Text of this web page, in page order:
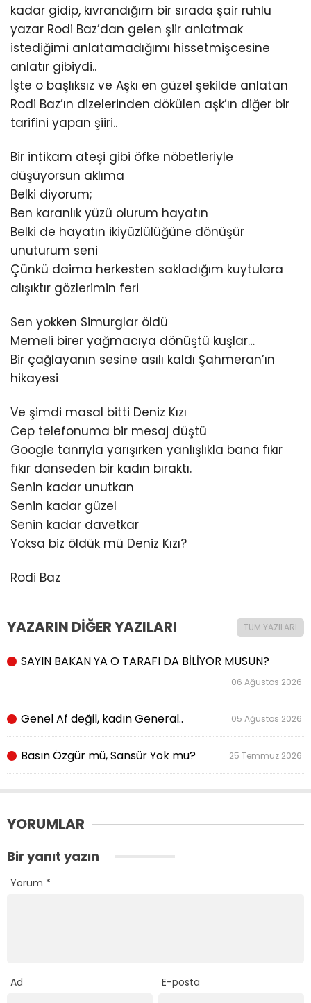
kadar gidip, kıvrandığım bir sırada şair ruhlu
yazar Rodi Baz’dan gelen şiir anlatmak
istediğimi anlatamadığımı hissetmişcesine
anlatır gibiydi..
İşte o başlıksız ve Aşkı en güzel şekilde anlatan
Rodi Baz’ın dizelerinden dökülen aşk’ın diğer bir
tarifini yapan şiiri..
Bir intikam ateşi gibi öfke nöbetleriyle
düşüyorsun aklıma
Belki diyorum;
Ben karanlık yüzü olurum hayatın
Belki de hayatın ikiyüzlülüğüne dönüşür
unuturum seni
Çünkü daima herkesten sakladığım kuytulara
alışıktır gözlerimin feri
Sen yokken Simurglar öldü
Memeli birer yağmacıya dönüştü kuşlar…
Bir çağlayanın sesine asılı kaldı Şahmeran’ın
hikayesi
Ve şimdi masal bitti Deniz Kızı
Cep telefonuma bir mesaj düştü
Google tanrıyla yarışırken yanlışlıkla bana fıkır
fıkır danseden bir kadın bıraktı.
Senin kadar unutkan
Senin kadar güzel
Senin kadar davetkar
Yoksa biz öldük mü Deniz Kızı?
Rodi Baz
YAZARIN DİĞER YAZILARI TÜM YAZILARI
SAYIN BAKAN YA O TARAFI DA BİLİYOR MUSUN?
06 Ağustos 2026
Genel Af değil, kadın General.. 05 Ağustos 2026
Basın Özgür mü, Sansür Yok mu? 25 Temmuz 2026
YORUMLAR
Bir yanıt yazın
Yorum *
Ad E-posta